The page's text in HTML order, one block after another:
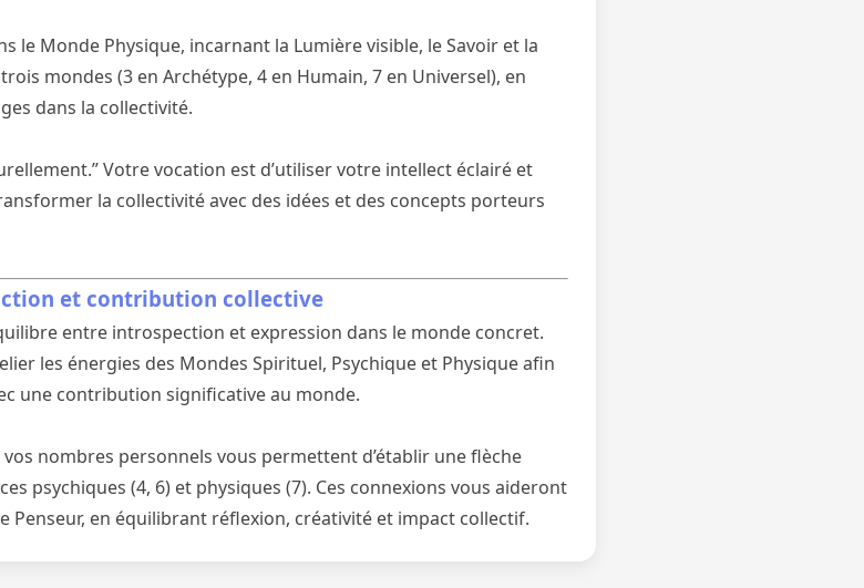
le Monde Physique, incarnant la Lumière visible, le Savoir et la
mondes (3 en Archétype, 4 en Humain, 7 en Universel), en
dans la collectivité.
Votre vocation est d’utiliser votre intellect éclairé et
la collectivité avec des idées et des concepts porteurs
et contribution collective
entre introspection et expression dans le monde concret.
les énergies des Mondes Spirituel, Psychique et Physique afin
une contribution significative au monde.
nombres personnels vous permettent d’établir une flèche
psychiques (4, 6) et physiques (7). Ces connexions vous aideront
en équilibrant réflexion, créativité et impact collectif.